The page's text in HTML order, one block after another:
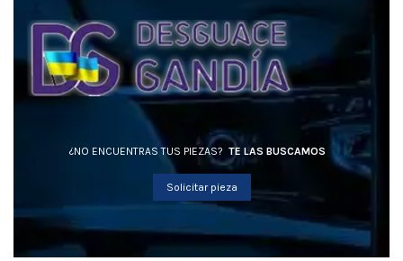
¿NO ENCUENTRAS TUS PIEZAS? TE LAS BUSCAMOS
Solicitar pieza